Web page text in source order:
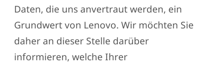
Daten, die uns anvertraut werden, ein
Grundwert von Lenovo. Wir möchten Sie
daher an dieser Stelle darüber
informieren, welche Ihrer